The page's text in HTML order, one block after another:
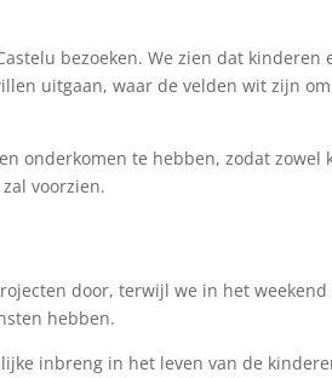
bezoeken. We zien dat
uitgaan, waar de velden wit zijn
onderkomen te hebben, zodat
voorzien.
door, terwijl we in het
hebben.
inbreng in het leven van de